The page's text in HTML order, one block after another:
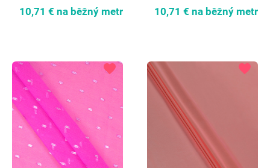
10,71 € na běžný metr 10,71 € na běžný metr
favorite favorite